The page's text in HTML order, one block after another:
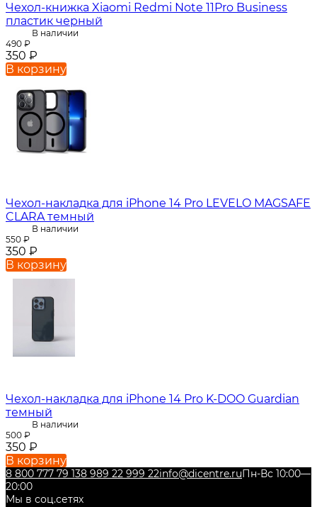
Чехол-книжка Xiaomi Redmi Note 11Pro Business
пластик черный
В наличии
490 ₽
350 ₽
В корзину
Чехол-накладка для iPhone 14 Pro LEVELO MAGSAFE
CLARA темный
В наличии
550 ₽
350 ₽
В корзину
Чехол-накладка для iPhone 14 Pro K-DOO Guardian
темный
В наличии
500 ₽
350 ₽
В корзину
8 800 777 79 138 989 22 999 22info@dicentre.ruПн-Вс 10:00—
20:00
Мы в соц.сетях